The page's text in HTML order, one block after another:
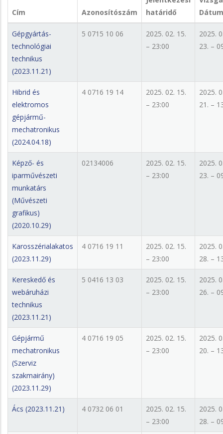
Cím Azonosítószám
határidő
Dátum
Gépgyártás-
technológiai
technikus
(2023.11.21)
5 0715 10 06
2025. 02. 15.
– 23:00
2025.
23. –
Hibrid és
elektromos
gépjármű-
mechatronikus
(2024.04.18)
4 0716 19 14
2025. 02. 15.
– 23:00
2025.
21. –
Képző- és
iparművészeti
munkatárs
(Művészeti
grafikus)
(2020.10.29)
02134006
2025. 02. 15.
– 23:00
2025.
23. –
Karosszérialakatos
(2023.11.29)
4 0716 19 11
2025. 02. 15.
– 23:00
2025.
28. –
Kereskedő és
webáruházi
technikus
(2023.11.21)
5 0416 13 03
2025. 02. 15.
– 23:00
2025.
26. –
Gépjármű
mechatronikus
(Szerviz
szakmairány)
(2023.11.29)
4 0716 19 05
2025. 02. 15.
– 23:00
2025.
20. –
Ács (2023.11.21) 4 0732 06 01
2025. 02. 15.
– 23:00
2025.
28. –